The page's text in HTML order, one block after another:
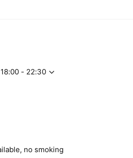
- 22:30
no smoking